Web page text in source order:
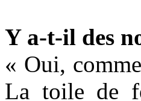
Y a-t-il des
« Oui,
La toile de